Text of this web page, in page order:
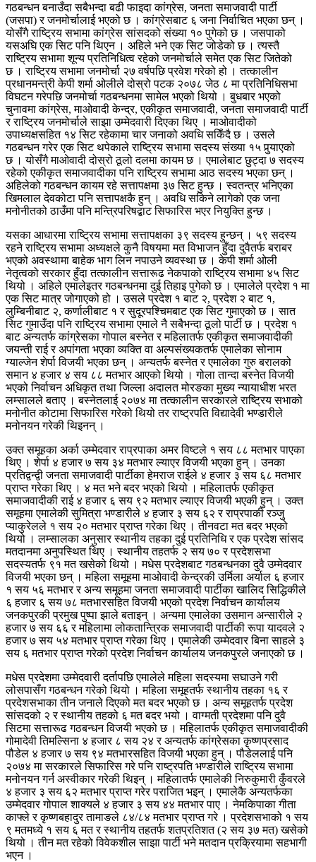
गठबन्धन बनाउँदा सबैभन्दा बढी फाइदा कांग्रेस, जनता समाजवादी पार्टी
(जसपा) र जनमोर्चालाई भएको छ । कांग्रेसबाट ६ जना निर्वाचित भएका छन् ।
योसँगै राष्ट्रिय सभामा कांग्रेस सांसदको संख्या १० पुगेको छ । जसपाको
यसअघि एक सिट पनि थिएन । अहिले भने एक सिट जोडेको छ । त्यस्तै
राष्ट्रिय सभामा शून्य प्रतिनिधित्व रहेको जनमोर्चाले समेत एक सिट जितेको
छ । राष्ट्रिय सभामा जनमोर्चा २७ वर्षपछि प्रवेश गरेको हो । तत्कालीन
प्रधानमन्त्री केपी शर्मा ओलीले दोस्रो पटक २०७८ जेठ ८ मा प्रतिनिधिसभा
विघटन गरेपछि जनमोर्चा गठबन्धनमा सामेल भएको थियो । बुधबार भएको
चुनावमा कांग्रेस, माओवादी केन्द्र, एकीकृत समाजवादी, जनता समाजवादी पार्टी
र राष्ट्रिय जनमोर्चाले साझा उम्मेदवारी दिएका थिए ।माओवादीको
उपाध्यक्षसहित १४ सिट रहेकामा चार जनाको अवधि सकिँदै छ । उसले
गठबन्धन गरेर एक सिट थपेकाले राष्ट्रिय सभामा सदस्य संख्या १५ पुर्‍याएको
छ । योसँगै माओवादी दोस्रो ठूलो दलमा कायम छ । एमालेबाट छुट्दा ७ सदस्य
रहेको एकीकृत समाजवादीका पनि राष्ट्रिय सभामा आठ सदस्य भएका छन् ।
अहिलेको गठबन्धन कायम रहे सत्तापक्षमा ३७ सिट हुन्छ । स्वतन्त्र भनिएका
खिमलाल देवकोटा पनि सत्तापक्षकै हुन् । अवधि सकिने लागेको एक जना
मनोनीतको ठाउँमा पनि मन्त्रिपरिषद्बाट सिफारिस भएर नियुक्ति हुन्छ ।
यसका आधारमा राष्ट्रिय सभामा सत्तापक्षका ३९ सदस्य हुन्छन् । ५९ सदस्य
रहने राष्ट्रिय सभामा अध्यक्षले कुनै विषयमा मत विभाजन हुँदा दुवैतर्फ बराबर
भएको अवस्थामा बाहेक भाग लिन नपाउने व्यवस्था छ । केपी शर्मा ओली
नेतृत्वको सरकार हुँदा तत्कालीन सत्तारूढ नेकपाको राष्ट्रिय सभामा ४५ सिट
थियो । अहिले एमालेइतर गठबन्धनमा दुई तिहाइ पुगेको छ । एमालेले प्रदेश १ मा
एक सिट मात्र जोगाएको हो । उसले प्रदेश १ बाट २, प्रदेश २ बाट १,
लुम्बिनीबाट २, कर्णालीबाट १ र सुदूरपश्चिमबाट एक सिट गुमाएको छ । सात
सिट गुमाउँदा पनि राष्ट्रिय सभामा एमाले नै सबैभन्दा ठूलो पार्टी छ । प्रदेश १
बाट अन्यतर्फ कांग्रेसका गोपाल बस्नेत र महिलातर्फ एकीकृत समाजवादीकी
जयन्ती राई र अपांगता भएका व्यक्ति वा अल्पसंख्यकतर्फ एमालेका सोनाम
ग्याल्जेन शेर्पा विजयी भएका छन् । अन्यतर्फ बस्नेत र एमालेका गुरु बरालको
समान ४ हजार ४ सय ८८ मतभार आएको थियो । गोला तान्दा बस्नेत विजयी
भएको निर्वाचन अधिकृत तथा जिल्ला अदालत मोरङका मुख्य न्यायाधीश भरत
लम्सालले बताए । बस्नेतलाई २०७४ मा तत्कालीन सरकारले राष्ट्रिय सभाको
मनोनीत कोटामा सिफारिस गरेको थियो तर राष्ट्रपति विद्यादेवी भण्डारीले
मनोनयन गरेकी थिइनन् ।
उक्त समूहका अर्का उम्मेदवार राप्रपाका अमर विष्टले १ सय ८८ मतभार पाएका
थिए । शेर्पा ४ हजार ७ सय ३४ मतभार ल्याएर विजयी भएका हुन् । उनका
प्रतिद्वन्द्वी जनता समाजवादी पार्टीका हेमराज राईले ४ हजार ३ सय ६८ मतभार
प्राप्त गरेका थिए । ४ मत भने बदर भएको थियो । महिलातर्फ एकीकृत
समाजवादीकी राई ४ हजार ६ सय ९२ मतभार ल्याएर विजयी भएकी हुन् । उक्त
समूहमा एमालेकी सुमित्रा भण्डारीले ४ हजार ३ सय ६२ र राप्रपाकी रञ्जु
प्याकुरेलले १ सय २० मतभार प्राप्त गरेका थिए । तीनवटा मत बदर भएको
थियो । लम्सालका अनुसार स्थानीय तहका दुई प्रतिनिधि र एक प्रदेश सांसद
मतदानमा अनुपस्थित थिए । स्थानीय तहतर्फ २ सय ७० र प्रदेशसभा
सदस्यतर्फ ९१ मत खसेको थियो । मधेस प्रदेशबाट गठबन्धनका दुवै उम्मेदवार
विजयी भएका छन् । महिला समूहमा माओवादी केन्द्रकी उर्मिला अर्याल ६ हजार
१ सय ५६ मतभार र अन्य समूहमा जनता समाजवादी पार्टीका खालिद सिद्धिकीले
६ हजार ६ सय ७८ मतभारसहित विजयी भएको प्रदेश निर्वाचन कार्यालय
जनकपुरकी प्रमुख पुष्पा झाले बताइन् । अन्यमा एमालेका उसमान अन्सारीले २
हजार ७ सय ६६ र महिलामा लोकतान्त्रिक समाजवादी पार्टीकी रूपा यादवले २
हजार ७ सय ५४ मतभार प्राप्त गरेका थिए । एमालेकी उम्मेदवार बिना साहले ३
सय ६ मतभार प्राप्त गरेको प्रदेश निर्वाचन कार्यालय जनकपुरले जनाएको छ ।
मधेस प्रदेशमा उम्मेदवारी दर्तापछि एमालेले महिला सदस्यमा सघाउने गरी
लोसपासँग गठबन्धन गरेको थियो । महिला समूहतर्फ स्थानीय तहका १६ र
प्रदेशसभाका तीन जनाले दिएको मत बदर भएको छ । अन्य समूहतर्फ प्रदेश
सांसदको २ र स्थानीय तहको ६ मत बदर भयो । वाग्मती प्रदेशमा पनि दुवै
सिटमा सत्तारूढ गठबन्धन विजयी भएको छ । महिलातर्फ एकीकृत समाजवादीकी
गोमादेवी तिमल्सिना ४ हजार ८ सय २४ र अन्यतर्फ कांग्रेसका कृष्णप्रसाद
पौडेल ४ हजार ७ सय ९४ मतभारसहित विजयी भएका हुन् । पौडेललाई पनि
२०७४ मा सरकारले सिफारिस गरे पनि राष्ट्रपति भण्डारीले राष्ट्रिय सभामा
मनोनयन गर्न अस्वीकार गरेकी थिइन् । महिलातर्फ एमालेकी निरुकुमारी कुँवरले
४ हजार ३ सय ६२ मतभार प्राप्त गरेर पराजित भइन् । एमालेकै अन्यतर्फका
उम्मेदवार गोपाल शाक्यले ४ हजार ३ सय ४४ मतभार पाए । नेमकिपाका गीता
काफ्ले र कृष्णबहादुर तामाङले ८४/८४ मतभार प्राप्त गरे । प्रदेशसभाको १ सय
९ मतमध्ये १ सय ६ मत र स्थानीय तहतर्फ शतप्रतिशत (२ सय ३७ मत) खसेको
थियो । तीन मत रहेको विवेकशील साझा पार्टी भने मतदान प्रक्रियामा सहभागी
भएन ।